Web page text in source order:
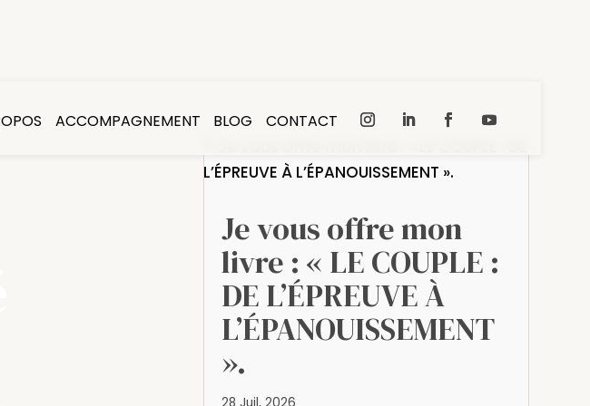
ACCOMPAGNEMENT BLOG CONTACT
Je vous offre mon
livre : « LE COUPLE :
DE L’ÉPREUVE À
L’ÉPANOUISSEMENT
».